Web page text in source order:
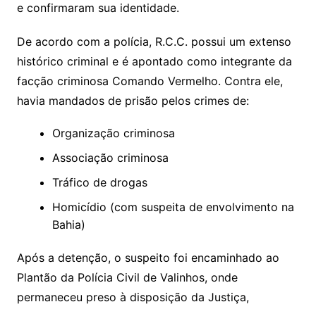
e confirmaram sua identidade.
De acordo com a polícia, R.C.C. possui um extenso
histórico criminal e é apontado como integrante da
facção criminosa Comando Vermelho. Contra ele,
havia mandados de prisão pelos crimes de:
Organização criminosa
Associação criminosa
Tráfico de drogas
Homicídio (com suspeita de envolvimento na
Bahia)
Após a detenção, o suspeito foi encaminhado ao
Plantão da Polícia Civil de Valinhos, onde
permaneceu preso à disposição da Justiça,